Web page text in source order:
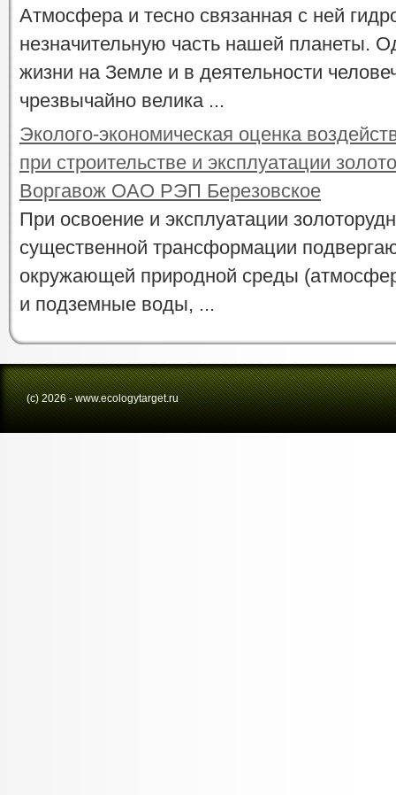
Атмосфера и тесно связанная с ней
незначительную часть нашей планеты.
жизни на Земле и в деятельности
чрезвычайно велика ...
Эколого-экономическая оценка
при строительстве и эксплуатации
Воргавож ОАО РЭП Березовское
При освоение и эксплуатации
существенной трансформации
окружающей природной среды
и подземные воды, ...
(с) 2026 - www.ecologytarget.ru